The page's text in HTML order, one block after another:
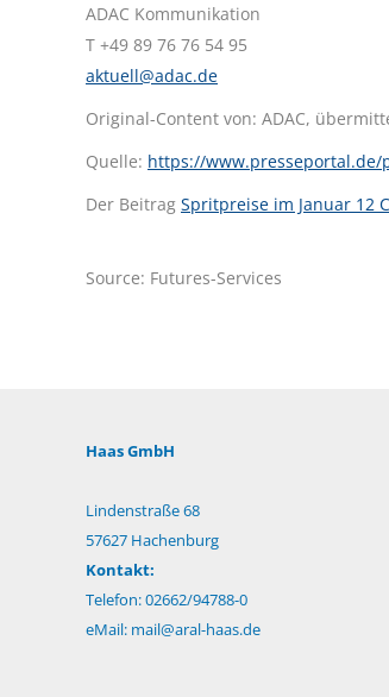
ADAC Kommunikation
T +49 89 76 76 54 95
aktuell@adac.de
Original-Content von: ADAC,
Quelle: https://www.presseportal.de/
Der Beitrag Spritpreise im Januar 12
Source: Futures-Services
Haas GmbH
Lindenstraße 68
57627 Hachenburg
Kontakt:
Telefon: 02662/94788-0
eMail: mail@aral-haas.de